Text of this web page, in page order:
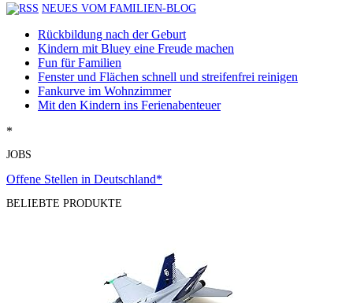
NEUES VOM FAMILIEN-BLOG
Rückbildung nach der Geburt
Kindern mit Bluey eine Freude machen
Fun für Familien
Fenster und Flächen schnell und streifenfrei reinigen
Fankurve im Wohnzimmer
Mit den Kindern ins Ferienabenteuer
*
JOBS
Offene Stellen in Deutschland*
BELIEBTE PRODUKTE